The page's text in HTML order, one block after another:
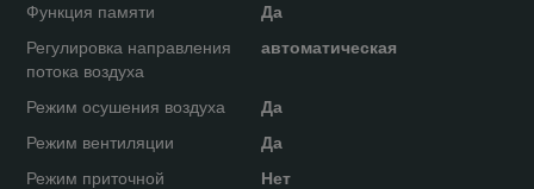
Функция памяти
Да
Регулировка направления
потока воздуха
автоматическая
Режим осушения воздуха
Да
Режим вентиляции
Да
Режим приточной
Нет